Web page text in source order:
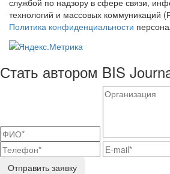
службой по надзору в сфере связи,
технологий и массовых коммуникаций
Политика конфиденциальности
Стать автором BIS
Отправить заявку